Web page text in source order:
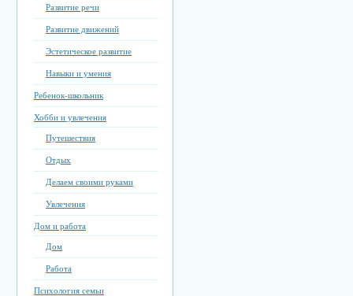
Развитие речи
Развитие движений
Эстетическое развитие
Навыки и умения
Ребенок-школьник
Хобби и увлечения
Путешествия
Отдых
Делаем своими руками
Увлечения
Дом и работа
Дом
Работа
Психология семьи